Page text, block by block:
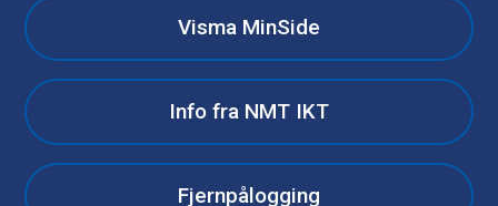
Visma MinSide
Info fra NMT IKT
Fjernpålogging